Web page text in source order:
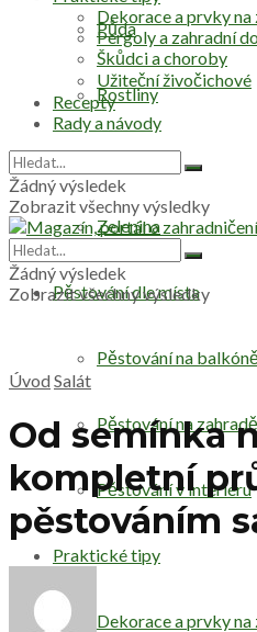
Půda
Rostliny
Zelenina
Pěstování dle místa
Pěstování na
Pěstování na zahradě
Pěstování v interiéru
Praktické tipy
Dekorace a prvky na
Dekorace a prvky na
Pergoly a zahradní
Škůdci a choroby
Užiteční živočichové
Recepty
Rady a návody
Žádný výsledek
Zobrazit všechny výsledky
Žádný výsledek
Zobrazit všechny výsledky
Úvod Salát
Od semínka
kompletní
pěstováním